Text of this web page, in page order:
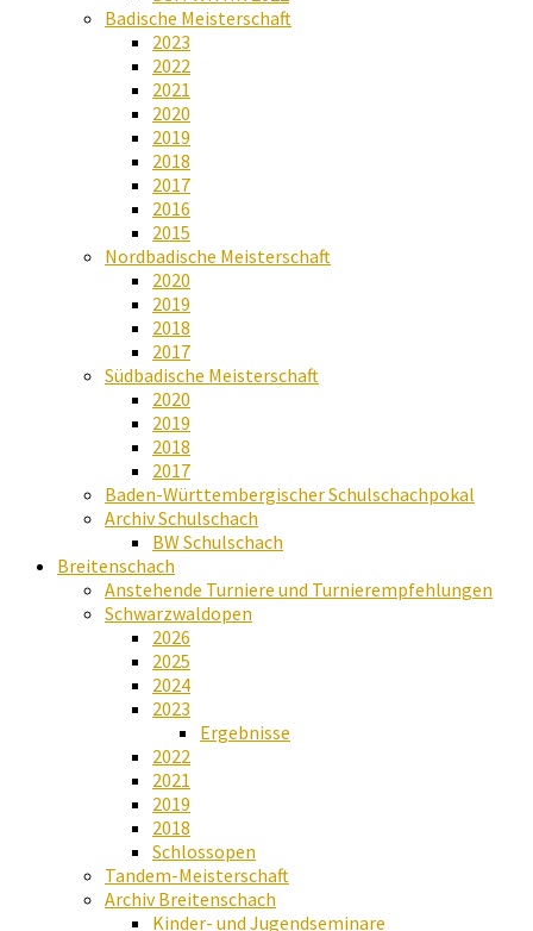
Badische Meisterschaft
2023
2022
2021
2020
2019
2018
2017
2016
2015
Nordbadische Meisterschaft
2020
2019
2018
2017
Südbadische Meisterschaft
2020
2019
2018
2017
Baden-Württembergischer Schulschachpokal
Archiv Schulschach
BW Schulschach
Breitenschach
Anstehende Turniere und Turnierempfehlungen
Schwarzwaldopen
2026
2025
2024
2023
Ergebnisse
2022
2021
2019
2018
Schlossopen
Tandem-Meisterschaft
Archiv Breitenschach
Kinder- und Jugendseminare